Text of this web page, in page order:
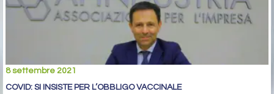
8 settembre 2021
COVID: SI INSISTE PER L’OBBLIGO VACCINALE